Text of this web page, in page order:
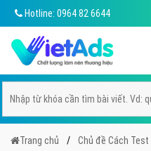
Hotline: 0964 82 6644
Trang chủ Chủ đề Cách Test